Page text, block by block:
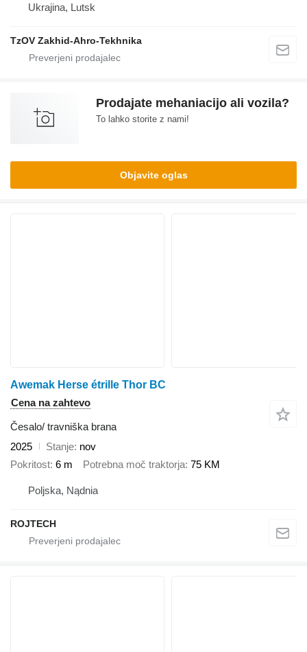
Ukrajina, Lutsk
TzOV Zakhid-Ahro-Tekhnika
Prodajate mehaniacijo ali vozila?
To lahko storite z nami!
Objavite oglas
Awemak Herse étrille Thor BC
Cena na zahtevo
Česalo/ travniška brana
2025
Stanje nov
Pokritost 6 m Potrebna moč traktorja 75 KM
Poljska, Nądnia
ROJTECH